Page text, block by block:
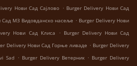
Нови Сад Сајлово . Burger Delivery Нови Сад
Сад МЗ Видовданско насеље . Burger Delivery Нови
Нови Сад Клиса . Burger Delivery Нови Сад
Delivery Нови Сад Горње ливаде . Burger Delivery
Sad . Burger Delivery Ветерник . Burger Delivery